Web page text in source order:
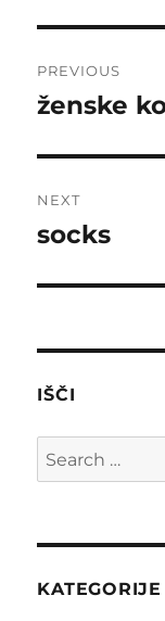
PREVIOUS
Previous
ženske
NEXT
Next
socks
IŠČI
Search
for:
KATEGORIJE